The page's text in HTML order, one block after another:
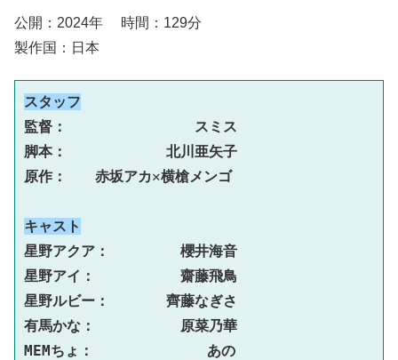
公開：2024年 時間：129分
製作国：日本
スタッフ
監督：　　　　　　　　　スミス
脚本：　　　　　　　北川亜矢子
原作：　　赤坂アカ✕横槍メンゴ
キャスト
星野アクア：　　　　　櫻井海音
星野アイ：　　　　　　齋藤飛鳥
星野ルビー：　　　　齊藤なぎさ
有馬かな：　　　　　　原菜乃華
MEMちょ：　　　　　　　　あの